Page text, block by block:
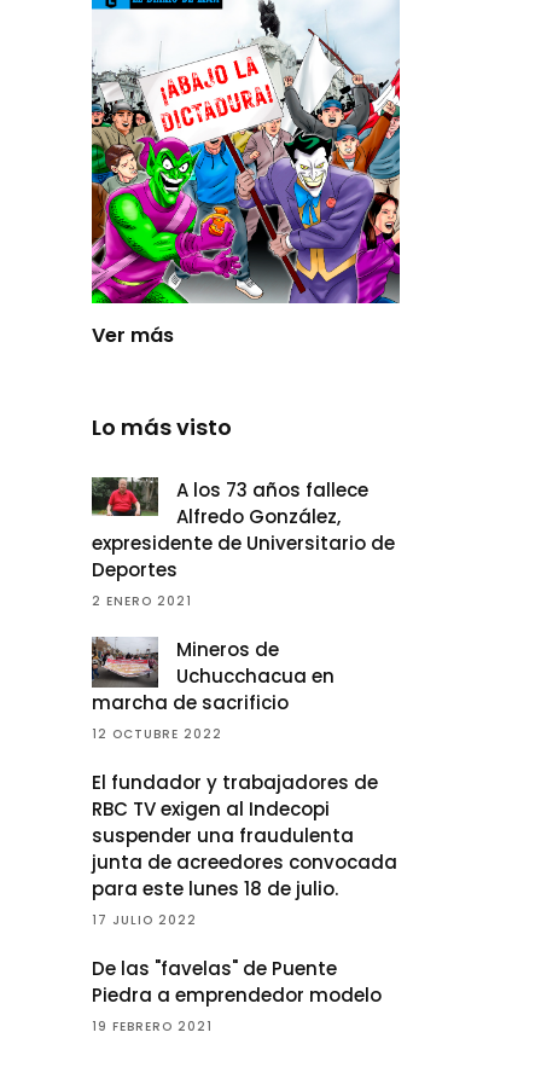
Ver más
Lo más visto
A los 73 años fallece
Alfredo González,
expresidente de Universitario de
Deportes
2 ENERO 2021
Mineros de
Uchucchacua en
marcha de sacrificio
12 OCTUBRE 2022
El fundador y trabajadores de
RBC TV exigen al Indecopi
suspender una fraudulenta
junta de acreedores convocada
para este lunes 18 de julio.
17 JULIO 2022
De las "favelas" de Puente
Piedra a emprendedor modelo
19 FEBRERO 2021